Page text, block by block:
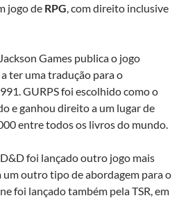
jogo de RPG , com direito inclusive
Games publica o jogo
ter uma tradução para o
GURPS foi escolhido como o
e ganhou direito a um lugar de
entre todos os livros do mundo.
foi lançado outro jogo mais
outro tipo de abordagem para o
foi lançado também pela TSR, em